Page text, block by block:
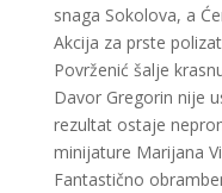
snaga Sokolova, a
Akcija za prste
Povrženić šalje
Davor Gregorin nije
rezultat ostaje
minijature Marijana
Fantastično